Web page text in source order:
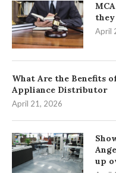
they
April
What Are the Benefits
Appliance Distributor
April 21, 2026
up